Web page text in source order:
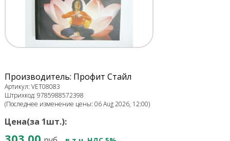
Производитель: Профит Стайл
Артикул: VET08083
Штрихкод: 9785988572398
(Последнее изменение цены: 06 Aug 2026, 12:00)
Цена(за 1шт.):